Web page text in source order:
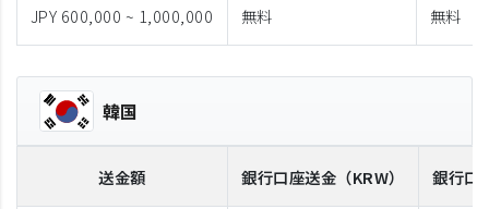
JPY 600,000 ~ 1,000,000 無料 無料
韓国
送金額 銀行口座送金 （KRW） 銀行口